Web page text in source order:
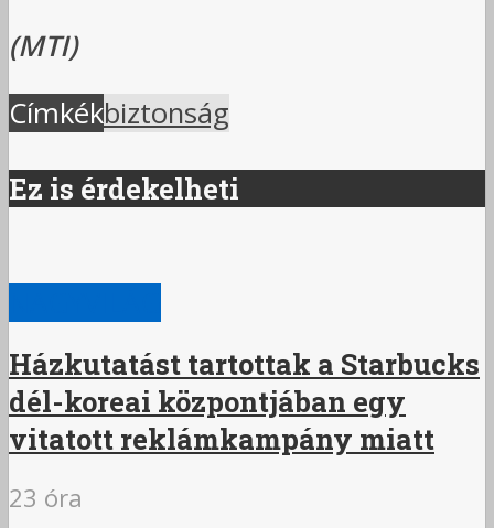
(MTI)
Címkékbiztonság
Ez is érdekelheti
Házkutatást tartottak a Starbucks
dél-koreai központjában egy
vitatott reklámkampány miatt
23 óra